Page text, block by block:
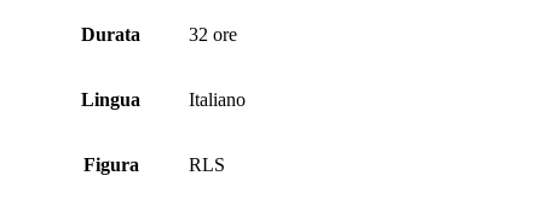
Durata 32 ore
Lingua Italiano
Figura RLS